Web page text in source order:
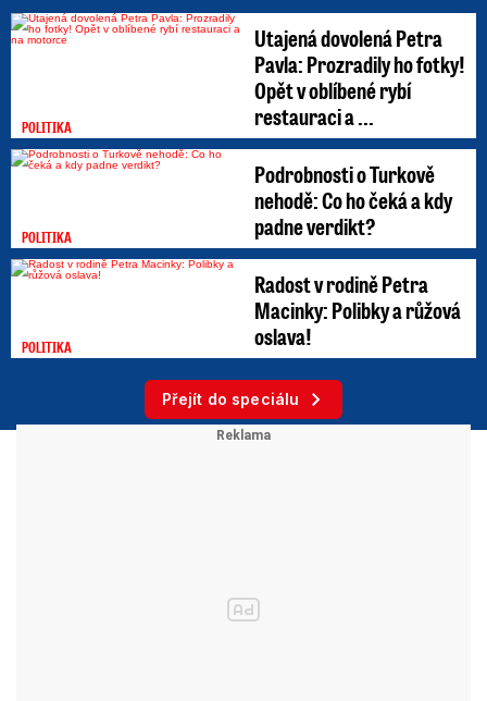
POLITIKA
Utajená dovolená Petra
Pavla: Prozradily ho fotky!
Opět v oblíbené rybí
restauraci a ...
POLITIKA
Podrobnosti o Turkově
nehodě: Co ho čeká a kdy
padne verdikt?
POLITIKA
Radost v rodině Petra
Macinky: Polibky a růžová
oslava!
Přejít do speciálu